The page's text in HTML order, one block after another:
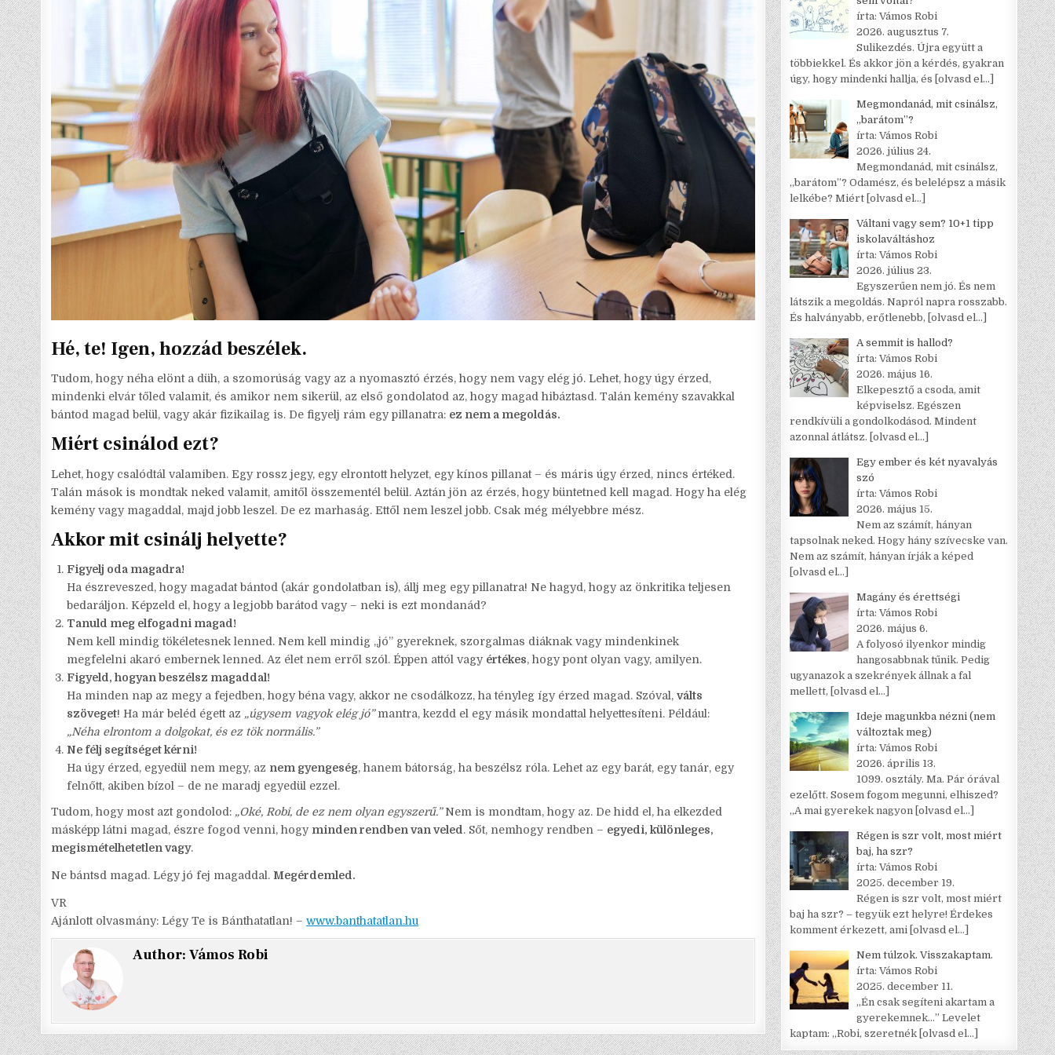
Hé, te! Igen, hozzád beszélek.
Tudom, hogy néha elönt a düh, a szomorúság vagy az a nyomasztó érzés, hogy nem vagy elég jó. Lehet, hogy úgy érzed,
mindenki elvár tőled valamit, és amikor nem sikerül, az első gondolatod az, hogy magad hibáztasd. Talán kemény szavakkal
bántod magad belül, vagy akár fizikailag is. De figyelj rám egy pillanatra: ez nem a megoldás.
Miért csinálod ezt?
Lehet, hogy csalódtál valamiben. Egy rossz jegy, egy elrontott helyzet, egy kínos pillanat – és máris úgy érzed, nincs értéked.
Talán mások is mondtak neked valamit, amitől összementél belül. Aztán jön az érzés, hogy büntetned kell magad. Hogy ha elég
kemény vagy magaddal, majd jobb leszel. De ez marhaság. Ettől nem leszel jobb. Csak még mélyebbre mész.
Akkor mit csinálj helyette?
Figyelj oda magadra!
Ha észreveszed, hogy magadat bántod (akár gondolatban is), állj meg egy pillanatra! Ne hagyd, hogy az önkritika teljesen
bedaráljon. Képzeld el, hogy a legjobb barátod vagy – neki is ezt mondanád?
Tanuld meg elfogadni magad!
Nem kell mindig tökéletesnek lenned. Nem kell mindig „jó” gyereknek, szorgalmas diáknak vagy mindenkinek
megfelelni akaró embernek lenned. Az élet nem erről szól. Éppen attól vagy értékes, hogy pont olyan vagy, amilyen.
Figyeld, hogyan beszélsz magaddal!
Ha minden nap az megy a fejedben, hogy béna vagy, akkor ne csodálkozz, ha tényleg így érzed magad. Szóval,válts
szöveget! Ha már beléd égett az „úgysem vagyok elég jó”mantra, kezdd el egy másik mondattal helyettesíteni. Például:
„Néha elrontom a dolgokat, és ez tök normális.”
Ne félj segítséget kérni!
Ha úgy érzed, egyedül nem megy, az nem gyengeség, hanem bátorság, ha beszélsz róla. Lehet az egy barát, egy tanár, egy
felnőtt, akiben bízol – de ne maradj egyedül ezzel.
Tudom, hogy most azt gondolod: „Oké, Robi, de ez nem olyan egyszerű.”Nem is mondtam, hogy az. De hidd el, ha elkezded
másképp látni magad, észre fogod venni, hogy minden rendben van veled. Sőt, nemhogy rendben – egyedi, különleges,
megismételhetetlen vagy.
Ne bántsd magad. Légy jó fej magaddal.Megérdemled.
VR
Ajánlott olvasmány: Légy Te is Bánthatatlan! –www.banthatatlan.hu
Author:Vámos Robi
írta: Vámos Robi
2026. augusztus 7.
Sulikezdés. Újra együtt a
többiekkel. És akkor jön a kérdés, gyakran
úgy, hogy mindenki hallja, és [olvasd el…]
Megmondanád, mit csinálsz,
„barátom”?
írta: Vámos Robi
2026. július 24.
Megmondanád, mit csinálsz,
„barátom”? Odamész, és belelépsz a másik
lelkébe? Miért [olvasd el…]
Váltani vagy sem? 10+1 tipp
iskolaváltáshoz
írta: Vámos Robi
2026. július 23.
Egyszerűen nem jó. És nem
látszik a megoldás. Napról napra rosszabb.
És halványabb, erőtlenebb, [olvasd el…]
A semmit is hallod?
írta: Vámos Robi
2026. május 16.
Elkepesztő a csoda, amit
képviselsz. Egészen
rendkívüli a gondolkodásod. Mindent
azonnal átlátsz. [olvasd el…]
Egy ember és két nyavalyás
szó
írta: Vámos Robi
2026. május 15.
Nem az számít, hányan
tapsolnak neked. Hogy hány szívecske van.
Nem az számít, hányan írják a képed
[olvasd el…]
Magány és érettségi
írta: Vámos Robi
2026. május 6.
A folyosó ilyenkor mindig
hangosabbnak tűnik. Pedig
ugyanazok a szekrények állnak a fal
mellett, [olvasd el…]
Ideje magunkba nézni (nem
változtak meg)
írta: Vámos Robi
2026. április 13.
1099. osztály. Ma. Pár órával
ezelőtt. Sosem fogom megunni, elhiszed?
„A mai gyerekek nagyon [olvasd el…]
Régen is szr volt, most miért
baj, ha szr?
írta: Vámos Robi
2025. december 19.
Régen is szr volt, most miért
baj ha szr? – tegyük ezt helyre! Érdekes
komment érkezett, ami [olvasd el…]
Nem túlzok. Visszakaptam.
írta: Vámos Robi
2025. december 11.
„Én csak segíteni akartam a
gyerekemnek…” Levelet
kaptam: „Robi, szeretnék [olvasd el…]